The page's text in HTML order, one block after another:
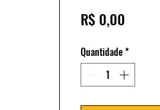
R$ 0,00
Quantidade*